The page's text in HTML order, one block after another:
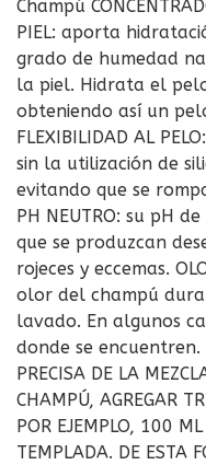
Champú
PIEL: aporta
grado de humedad
la piel. Hidrata el
obteniendo así un
FLEXIBILIDAD AL
sin la utilización de
evitando que se
PH NEUTRO: su pH
que se produzcan
rojeces y eccemas.
olor del champú
lavado. En algunos
donde se encuentren.
PRECISA DE LA
CHAMPÚ, AGREGAR
POR EJEMPLO, 100
TEMPLADA. DE ESTA